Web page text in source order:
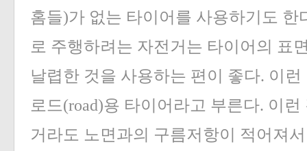
홈들)가 없는 타이어를 사용하기도 한
로 주행하려는 자전거는 타이어의 표
날렵한 것을 사용하는 편이 좋다. 이
로드(road)용 타이어라고 부른다. 이
거라도 노면과의 구름저항이 적어져